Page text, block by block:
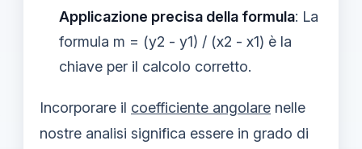
Applicazione precisa della formula: La
formula m = (y2 - y1) / (x2 - x1) è la
chiave per il calcolo corretto.
Incorporare il coefficiente angolare nelle
nostre analisi significa essere in grado di